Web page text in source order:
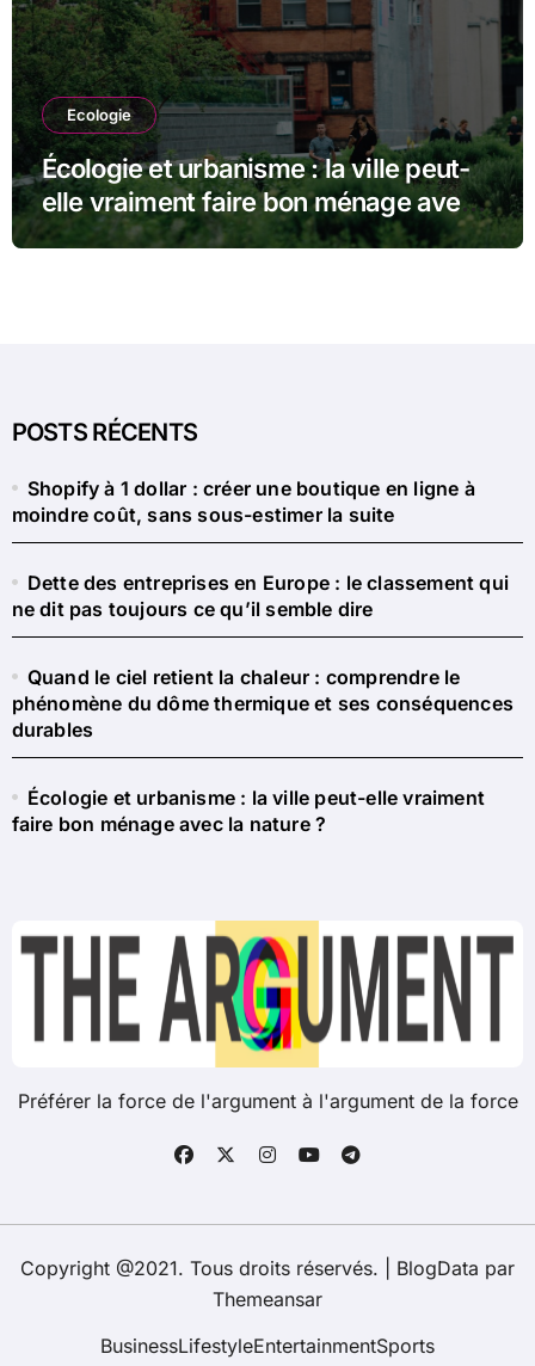
Ecologie
Écologie et urbanisme : la ville peut-
elle vraiment faire bon ménage avec
la nature ?
POSTS RÉCENTS
Shopify à 1 dollar : créer une boutique en ligne à
moindre coût, sans sous-estimer la suite
Dette des entreprises en Europe : le classement qui
ne dit pas toujours ce qu’il semble dire
Quand le ciel retient la chaleur : comprendre le
phénomène du dôme thermique et ses conséquences
durables
Écologie et urbanisme : la ville peut-elle vraiment
faire bon ménage avec la nature ?
Préférer la force de l'argument à l'argument de la force
Copyright @2021. Tous droits réservés. BlogData par
Themeansar
BusinessLifestyleEntertainmentSports